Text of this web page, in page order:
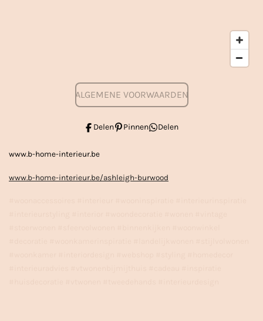
ALGEMENE VOORWAARDEN
Delen Pinnen Delen
www.b-home-interieur.be
www.b-home-interieur.be/ashleigh-burwood